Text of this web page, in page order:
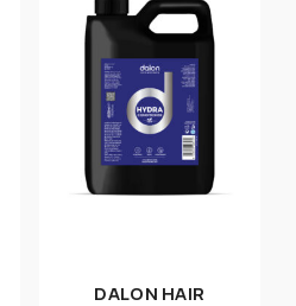
DALON HAIR